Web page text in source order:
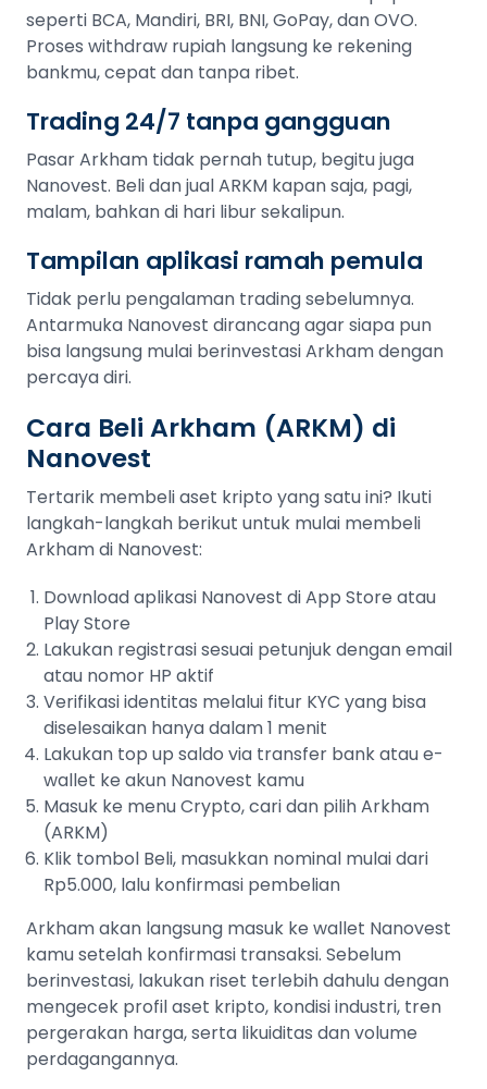
seperti BCA, Mandiri, BRI, BNI, GoPay, dan OVO.
Proses withdraw rupiah langsung ke rekening
bankmu, cepat dan tanpa ribet.
Trading 24/7 tanpa gangguan
Pasar Arkham tidak pernah tutup, begitu juga
Nanovest. Beli dan jual ARKM kapan saja, pagi,
malam, bahkan di hari libur sekalipun.
Tampilan aplikasi ramah pemula
Tidak perlu pengalaman trading sebelumnya.
Antarmuka Nanovest dirancang agar siapa pun
bisa langsung mulai berinvestasi Arkham dengan
percaya diri.
Cara Beli Arkham (ARKM) di
Nanovest
Tertarik membeli aset kripto yang satu ini? Ikuti
langkah-langkah berikut untuk mulai membeli
Arkham di Nanovest:
Download aplikasi Nanovest di App Store atau
Play Store
Lakukan registrasi sesuai petunjuk dengan email
atau nomor HP aktif
Verifikasi identitas melalui fitur KYC yang bisa
diselesaikan hanya dalam 1 menit
Lakukan top up saldo via transfer bank atau e-
wallet ke akun Nanovest kamu
Masuk ke menu Crypto, cari dan pilih Arkham
(ARKM)
Klik tombol Beli, masukkan nominal mulai dari
Rp5.000, lalu konfirmasi pembelian
Arkham akan langsung masuk ke wallet Nanovest
kamu setelah konfirmasi transaksi. Sebelum
berinvestasi, lakukan riset terlebih dahulu dengan
mengecek profil aset kripto, kondisi industri, tren
pergerakan harga, serta likuiditas dan volume
perdagangannya.